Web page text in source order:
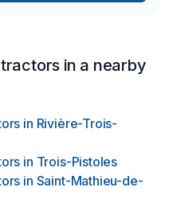
in a nearby
in Rivière-Trois-
in Trois-Pistoles
in Saint-Mathieu-de-